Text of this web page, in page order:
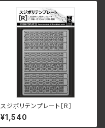
スジボリテンプレート［R］
¥1,540